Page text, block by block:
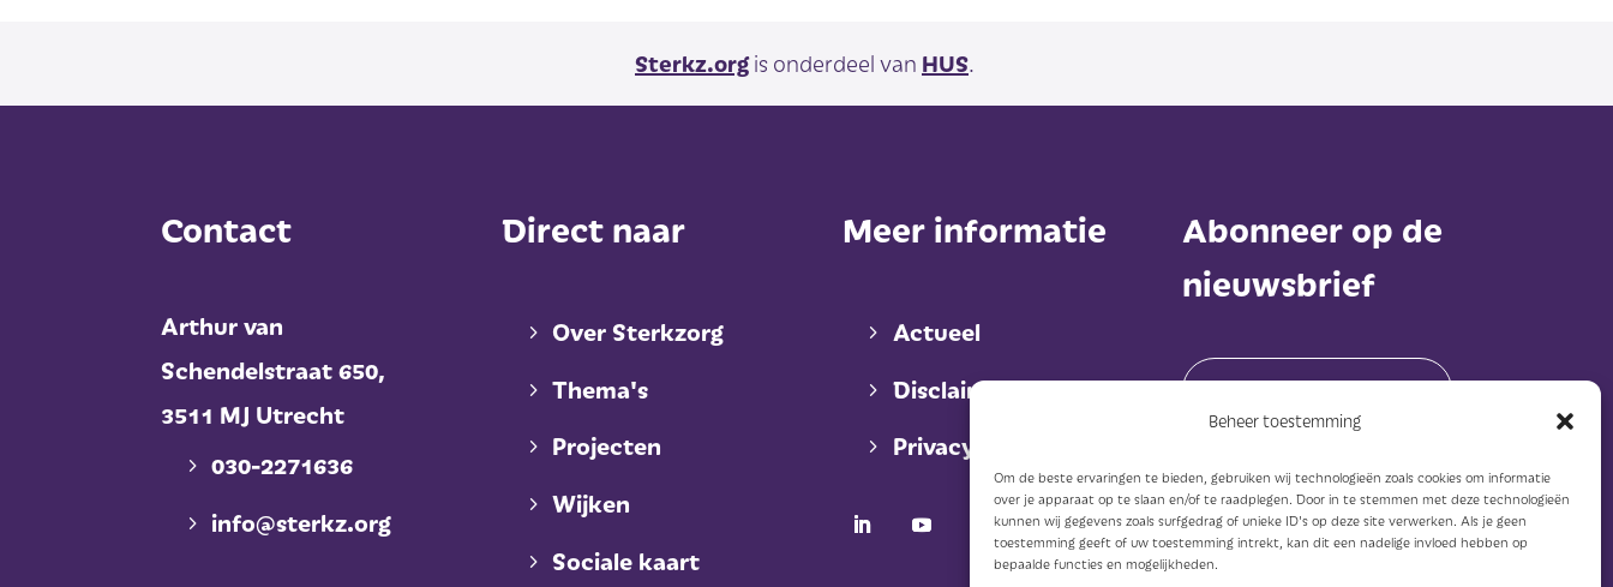
Beheer toestemming
Om de beste ervaringen te bieden, gebruiken wij technologieën zoals cookies om informatie
over je apparaat op te slaan en/of te raadplegen. Door in te stemmen met deze technologieën
kunnen wij gegevens zoals surfgedrag of unieke ID's op deze site verwerken. Als je geen
toestemming geeft of uw toestemming intrekt, kan dit een nadelige invloed hebben op
bepaalde functies en mogelijkheden.
Sterkz.orgis onderdeel van HUS.
Contact
Arthur van
Schendelstraat 650,
3511 MJ Utrecht
030-2271636
info@sterkz.org
Direct naar
Over Sterkzorg
Thema's
Projecten
Wijken
Sociale kaart
Meer informatie
Actueel
Disclaimer
Privacy
Abonneer op de
nieuwsbrief
Abonneer